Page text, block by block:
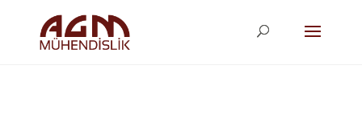
agm@agm.com.
tr